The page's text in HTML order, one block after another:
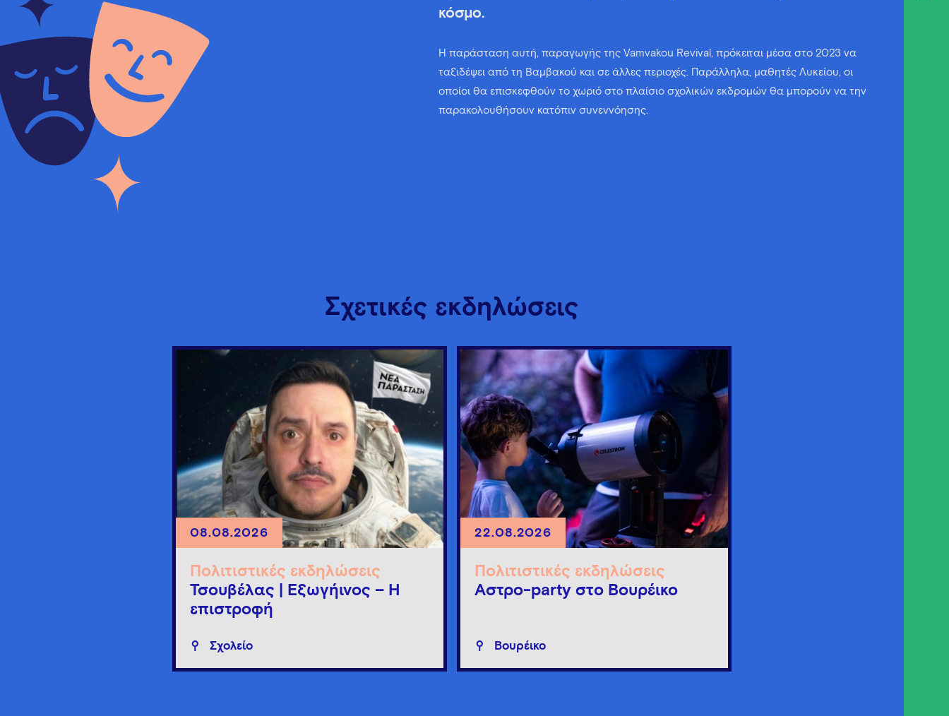
κόσμο.
Η παράσταση αυτή, παραγωγής της Vamvakou Revival, πρόκειται μέσα στο 2023 να
ταξιδέψει από τη Βαμβακού και σε άλλες περιοχές. Παράλληλα, μαθητές Λυκείου, οι
οποίοι θα επισκεφθούν το χωριό στο πλαίσιο σχολικών εκδρομών θα μπορούν να την
παρακολουθήσουν κατόπιν συνεννόησης.
Σχετικές εκδηλώσεις
08.08.2026
Πολιτιστικές εκδηλώσεις
Τσουβέλας | Εξωγήινος – Η
επιστροφή
Σχολείο
22.08.2026
Πολιτιστικές εκδηλώσεις
Άστρο-party στο Βουρέικο
Βουρέικο